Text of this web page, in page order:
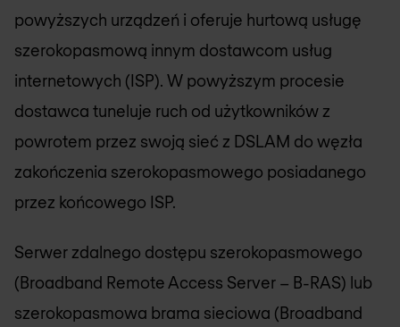
powyższych urządzeń i oferuje hurtową usługę
szerokopasmową innym dostawcom usług
internetowych (ISP). W powyższym procesie
dostawca tuneluje ruch od użytkowników z
powrotem przez swoją sieć z DSLAM do węzła
zakończenia szerokopasmowego posiadanego
przez końcowego ISP.
Serwer zdalnego dostępu szerokopasmowego
(Broadband Remote Access Server – B-RAS) lub
szerokopasmowa brama sieciowa (Broadband